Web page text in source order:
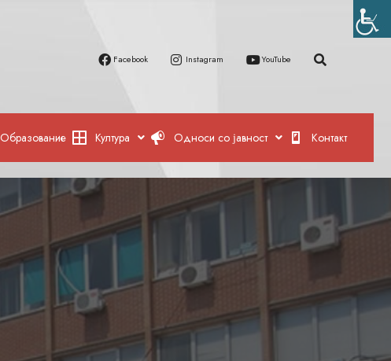
Facebook Instagram YouTube
Образование Култура Односи со јавност Контакт